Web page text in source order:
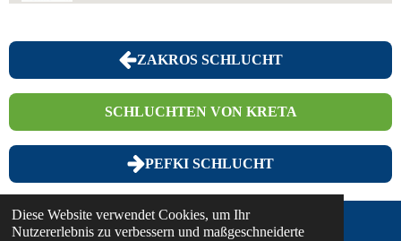
Diese Website verwendet Cookies, um Ihr
Nutzererlebnis zu verbessern und maßgeschneiderte
ZAKROS SCHLUCHT
SCHLUCHTEN VON KRETA
PEFKI SCHLUCHT
© 2025 - 2026 Discover... on Foot